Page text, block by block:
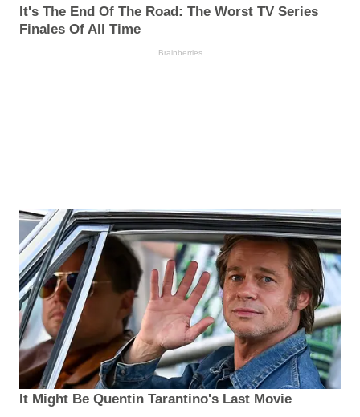
It's The End Of The Road: The Worst TV Series
Finales Of All Time
Brainberries
It Might Be Quentin Tarantino's Last Movie